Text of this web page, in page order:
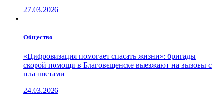
27.03.2026
Общество
«Цифровизация помогает спасать жизни»: бригады
скорой помощи в Благовещенске выезжают на вызовы с
планшетами
24.03.2026